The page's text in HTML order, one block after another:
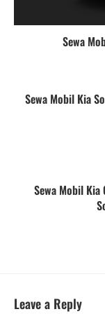
Sewa
Sewa Mobil Kia
Sewa Mobil
Leave a Reply